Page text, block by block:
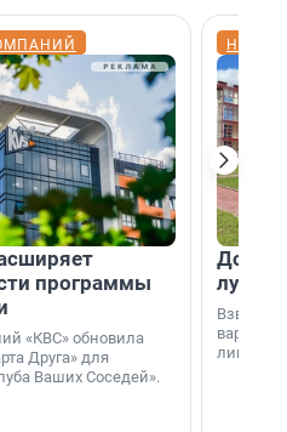
программы
«КВС» обновила
Друга» для
Ваших Соседей».
Дом
лучше
лишнего